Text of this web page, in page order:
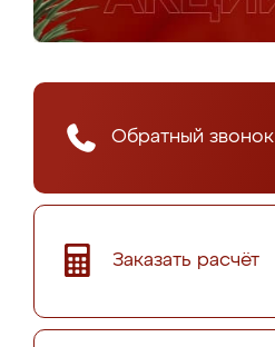
Обратный звонок
Заказать расчёт